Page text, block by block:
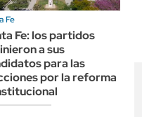
LIFESTYLE
AUTOS
Fe
Fe: los partidos
a sus
para las
por la reforma